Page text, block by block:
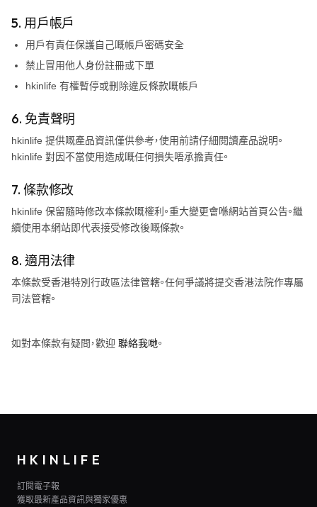
5. 用戶帳戶
用戶有責任保護自己嘅帳戶密碼安全
禁止冒用他人身份註冊或下單
hkinlife 有權暫停或刪除違反條款嘅帳戶
6. 免責聲明
hkinlife 提供嘅產品資訊僅供參考，使用前請仔細閱讀產品說明。
hkinlife 對因不當使用造成嘅任何損失唔承擔責任。
7. 條款修改
hkinlife 保留隨時修改本條款嘅權利。重大變更會喺網站首頁公告。繼
續使用本網站即代表接受修改後嘅條款。
8. 適用法律
本條款受香港特別行政區法律管轄。任何爭議將提交香港法院作專屬
司法管轄。
如對本條款有疑問，歡迎 聯絡我哋。
HKINLIFE
訂閱電子報
獲取最新產品資訊與獨家優惠